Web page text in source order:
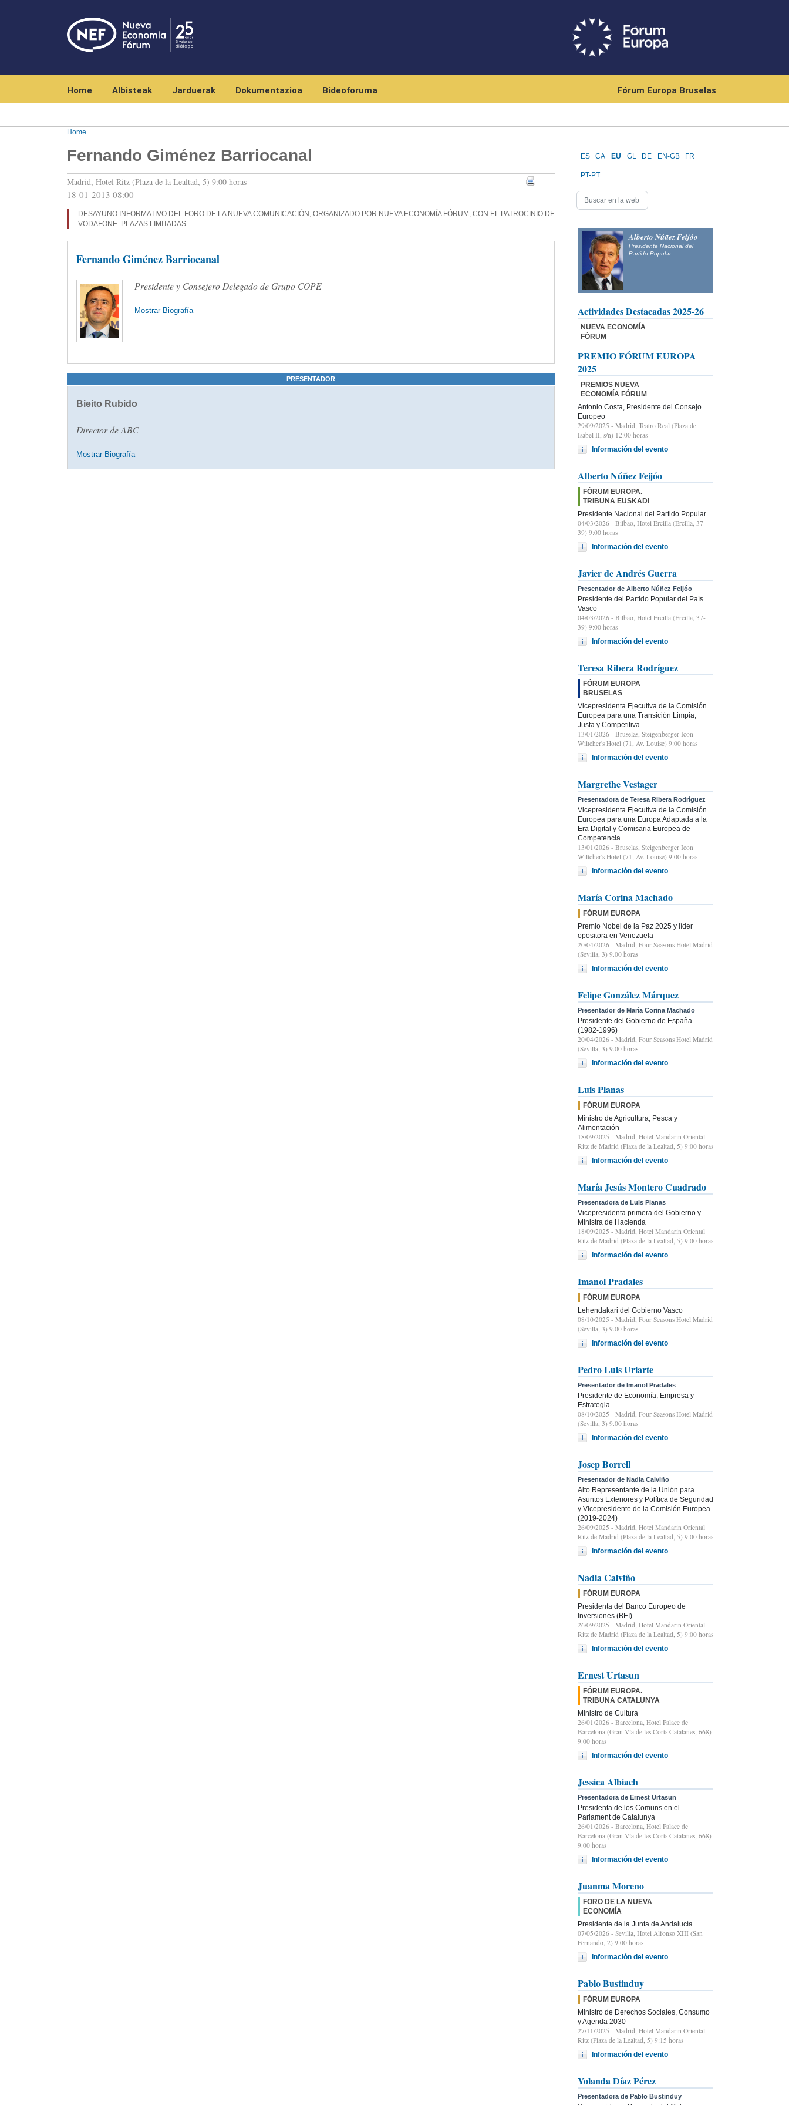
Home Albisteak Jarduerak Dokumentazioa Bideoforuma Fórum Europa Bruselas
Home
Fernando Giménez Barriocanal
Madrid, Hotel Ritz (Plaza de la Lealtad, 5) 9:00 horas
18-01-2013 08:00
DESAYUNO INFORMATIVO DEL FORO DE LA NUEVA COMUNICACIÓN, ORGANIZADO POR NUEVA ECONOMÍA FÓRUM, CON EL PATROCINIO DE
VODAFONE. PLAZAS LIMITADAS
Fernando Giménez Barriocanal
Presidente y Consejero Delegado de Grupo COPE
Mostrar Biografía
PRESENTADOR
Bieito Rubido
Director de ABC
Mostrar Biografía
ES CA EU GL DE EN-GB FR
PT-PT
Alberto Núñez Feijóo
Presidente Nacional del
Partido Popular
Actividades Destacadas 2025-26
NUEVA ECONOMÍA
FÓRUM
PREMIO FÓRUM EUROPA
2025
PREMIOS NUEVA
ECONOMÍA FÓRUM
Antonio Costa, Presidente del Consejo
Europeo
29/09/2025 - Madrid, Teatro Real (Plaza de
Isabel II, s/n) 12:00 horas
Información del evento
Alberto Núñez Feijóo
FÓRUM EUROPA.
TRIBUNA EUSKADI
Presidente Nacional del Partido Popular
04/03/2026 - Bilbao, Hotel Ercilla (Ercilla, 37-
39) 9:00 horas
Información del evento
Javier de Andrés Guerra
Presentador de Alberto Núñez Feijóo
Presidente del Partido Popular del País
Vasco
04/03/2026 - Bilbao, Hotel Ercilla (Ercilla, 37-
39) 9:00 horas
Información del evento
Teresa Ribera Rodríguez
FÓRUM EUROPA
BRUSELAS
Vicepresidenta Ejecutiva de la Comisión
Europea para una Transición Limpia,
Justa y Competitiva
13/01/2026 - Bruselas, Steigenberger Icon
Wiltcher's Hotel (71, Av. Louise) 9:00 horas
Información del evento
Margrethe Vestager
Presentadora de Teresa Ribera Rodríguez
Vicepresidenta Ejecutiva de la Comisión
Europea para una Europa Adaptada a la
Era Digital y Comisaria Europea de
Competencia
13/01/2026 - Bruselas, Steigenberger Icon
Wiltcher's Hotel (71, Av. Louise) 9:00 horas
Información del evento
María Corina Machado
FÓRUM EUROPA
Premio Nobel de la Paz 2025 y líder
opositora en Venezuela
20/04/2026 - Madrid, Four Seasons Hotel Madrid
(Sevilla, 3) 9.00 horas
Información del evento
Felipe González Márquez
Presentador de María Corina Machado
Presidente del Gobierno de España
(1982-1996)
20/04/2026 - Madrid, Four Seasons Hotel Madrid
(Sevilla, 3) 9.00 horas
Información del evento
Luis Planas
FÓRUM EUROPA
Ministro de Agricultura, Pesca y
Alimentación
18/09/2025 - Madrid, Hotel Mandarin Oriental
Ritz de Madrid (Plaza de la Lealtad, 5) 9:00 horas
Información del evento
María Jesús Montero Cuadrado
Presentadora de Luis Planas
Vicepresidenta primera del Gobierno y
Ministra de Hacienda
18/09/2025 - Madrid, Hotel Mandarin Oriental
Ritz de Madrid (Plaza de la Lealtad, 5) 9:00 horas
Información del evento
Imanol Pradales
FÓRUM EUROPA
Lehendakari del Gobierno Vasco
08/10/2025 - Madrid, Four Seasons Hotel Madrid
(Sevilla, 3) 9.00 horas
Información del evento
Pedro Luis Uriarte
Presentador de Imanol Pradales
Presidente de Economía, Empresa y
Estrategia
08/10/2025 - Madrid, Four Seasons Hotel Madrid
(Sevilla, 3) 9.00 horas
Información del evento
Josep Borrell
Presentador de Nadia Calviño
Alto Representante de la Unión para
Asuntos Exteriores y Política de Seguridad
y Vicepresidente de la Comisión Europea
(2019-2024)
26/09/2025 - Madrid, Hotel Mandarin Oriental
Ritz de Madrid (Plaza de la Lealtad, 5) 9:00 horas
Información del evento
Nadia Calviño
FÓRUM EUROPA
Presidenta del Banco Europeo de
Inversiones (BEI)
26/09/2025 - Madrid, Hotel Mandarin Oriental
Ritz de Madrid (Plaza de la Lealtad, 5) 9:00 horas
Información del evento
Ernest Urtasun
FÓRUM EUROPA.
TRIBUNA CATALUNYA
Ministro de Cultura
26/01/2026 - Barcelona, Hotel Palace de
Barcelona (Gran Vía de les Corts Catalanes, 668)
9.00 horas
Información del evento
Jessica Albiach
Presentadora de Ernest Urtasun
Presidenta de los Comuns en el
Parlament de Catalunya
26/01/2026 - Barcelona, Hotel Palace de
Barcelona (Gran Vía de les Corts Catalanes, 668)
9.00 horas
Información del evento
Juanma Moreno
FORO DE LA NUEVA
ECONOMÍA
Presidente de la Junta de Andalucía
07/05/2026 - Sevilla, Hotel Alfonso XIII (San
Fernando, 2) 9:00 horas
Información del evento
Pablo Bustinduy
FÓRUM EUROPA
Ministro de Derechos Sociales, Consumo
y Agenda 2030
27/11/2025 - Madrid, Hotel Mandarin Oriental
Ritz (Plaza de la Lealtad, 5) 9:15 horas
Información del evento
Yolanda Díaz Pérez
Presentadora de Pablo Bustinduy